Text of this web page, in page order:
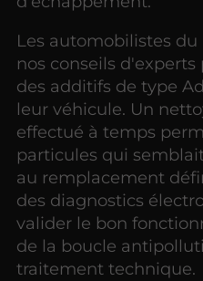
Les automobilistes
nos conseils
des additifs de type
leur véhicule. Un
effectué à temps
particules qui
au remplacement
des diagnostics
valider le bon
de la boucle
traitement technique.